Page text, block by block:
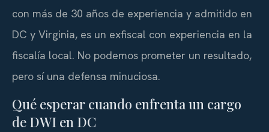
con más de 30 años de experiencia y admitido en
DC y Virginia, es un exfiscal con experiencia en la
fiscalía local. No podemos prometer un resultado,
pero sí una defensa minuciosa.
Qué esperar cuando enfrenta un cargo
de DWI en DC